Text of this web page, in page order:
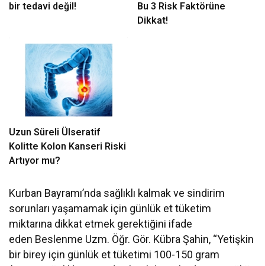
bir tedavi değil!
Bu 3 Risk Faktörüne
Dikkat!
Uzun Süreli Ülseratif
Kolitte Kolon Kanseri Riski
Artıyor mu?
Kurban Bayramı’nda sağlıklı kalmak ve sindirim
sorunları yaşamamak için günlük et tüketim
miktarına dikkat etmek gerektiğini ifade
eden Beslenme Uzm. Öğr. Gör. Kübra Şahin, “Yetişkin
bir birey için günlük et tüketimi 100-150 gram